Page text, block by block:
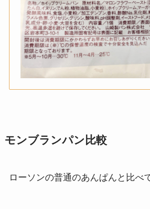
モンブランパン比較
ローソンの普通のあんぱんと比べ